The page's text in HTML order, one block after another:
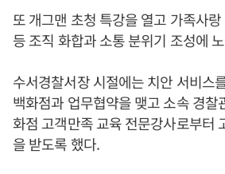
또 개그맨 초청 특강을 열고 가족사
등 조직 화합과 소통 분위기 조성에
수서경찰서장 시절에는 치안 서비스
백화점과 업무협약을 맺고 소속 경찰
화점 고객만족 교육 전문강사로부터
을 받도록 했다.